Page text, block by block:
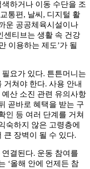
하거나 이동 수단을 조
통편, 날씨, 디지털 활
운 공공체육시설이나
센티브는 생활 속 건강
이용하는 제도’가 될
요가 있다. 튼튼머니는
거쳐야 한다. 사용 안내
산 소진 관련 유의사항
곧바로 혜택을 받는 구
인 등 여러 단계를 거쳐
숙하지 않은 고령층에
큰 장벽이 될 수 있다.
결된다. 운동 참여를
‘올해 안에 언제든 참